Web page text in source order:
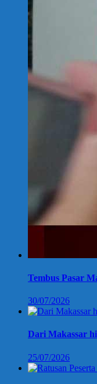
Tembus Pasar
30/07/2026
Dari Makassar
25/07/2026